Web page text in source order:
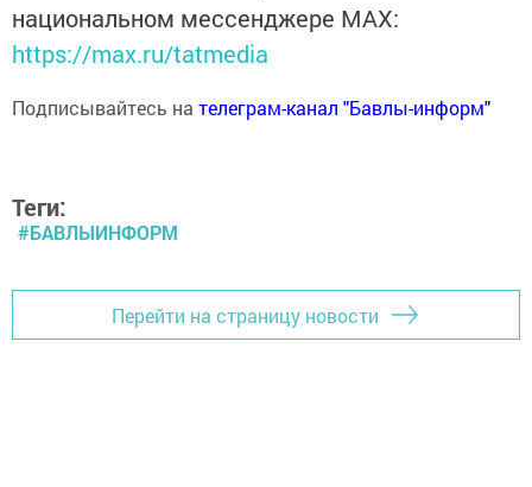
национальном мессенджере MАХ:
https://max.ru/tatmedia
Подписывайтесь на телеграм-канал "Бавлы-информ"
Теги:
#БАВЛЫИНФОРМ
Перейти на страницу новости